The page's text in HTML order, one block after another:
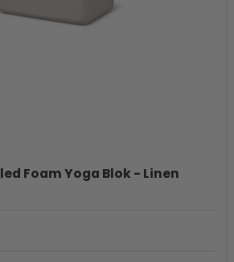
Foam Yoga Blok - Linen